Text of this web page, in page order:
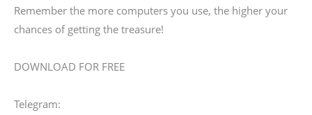
Remember the more computers you use, the higher your
chances of getting the treasure!
DOWNLOAD FOR FREE
Telegram: